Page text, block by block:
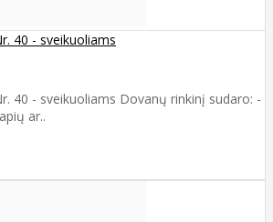
40 - sveikuoliams
40 - sveikuoliams Dovanų rinkinį sudaro: -
ar..